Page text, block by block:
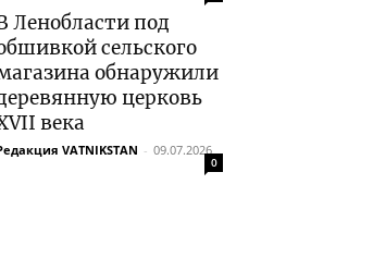
Ленобласти под
сельского
обнаружили
церковь
века
VATNIKSTAN - 09.07.2026
0